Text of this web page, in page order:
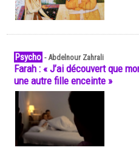
Psycho -Abdelnour Zahrali
Farah : « J’ai découvert que
une autre fille enceinte »